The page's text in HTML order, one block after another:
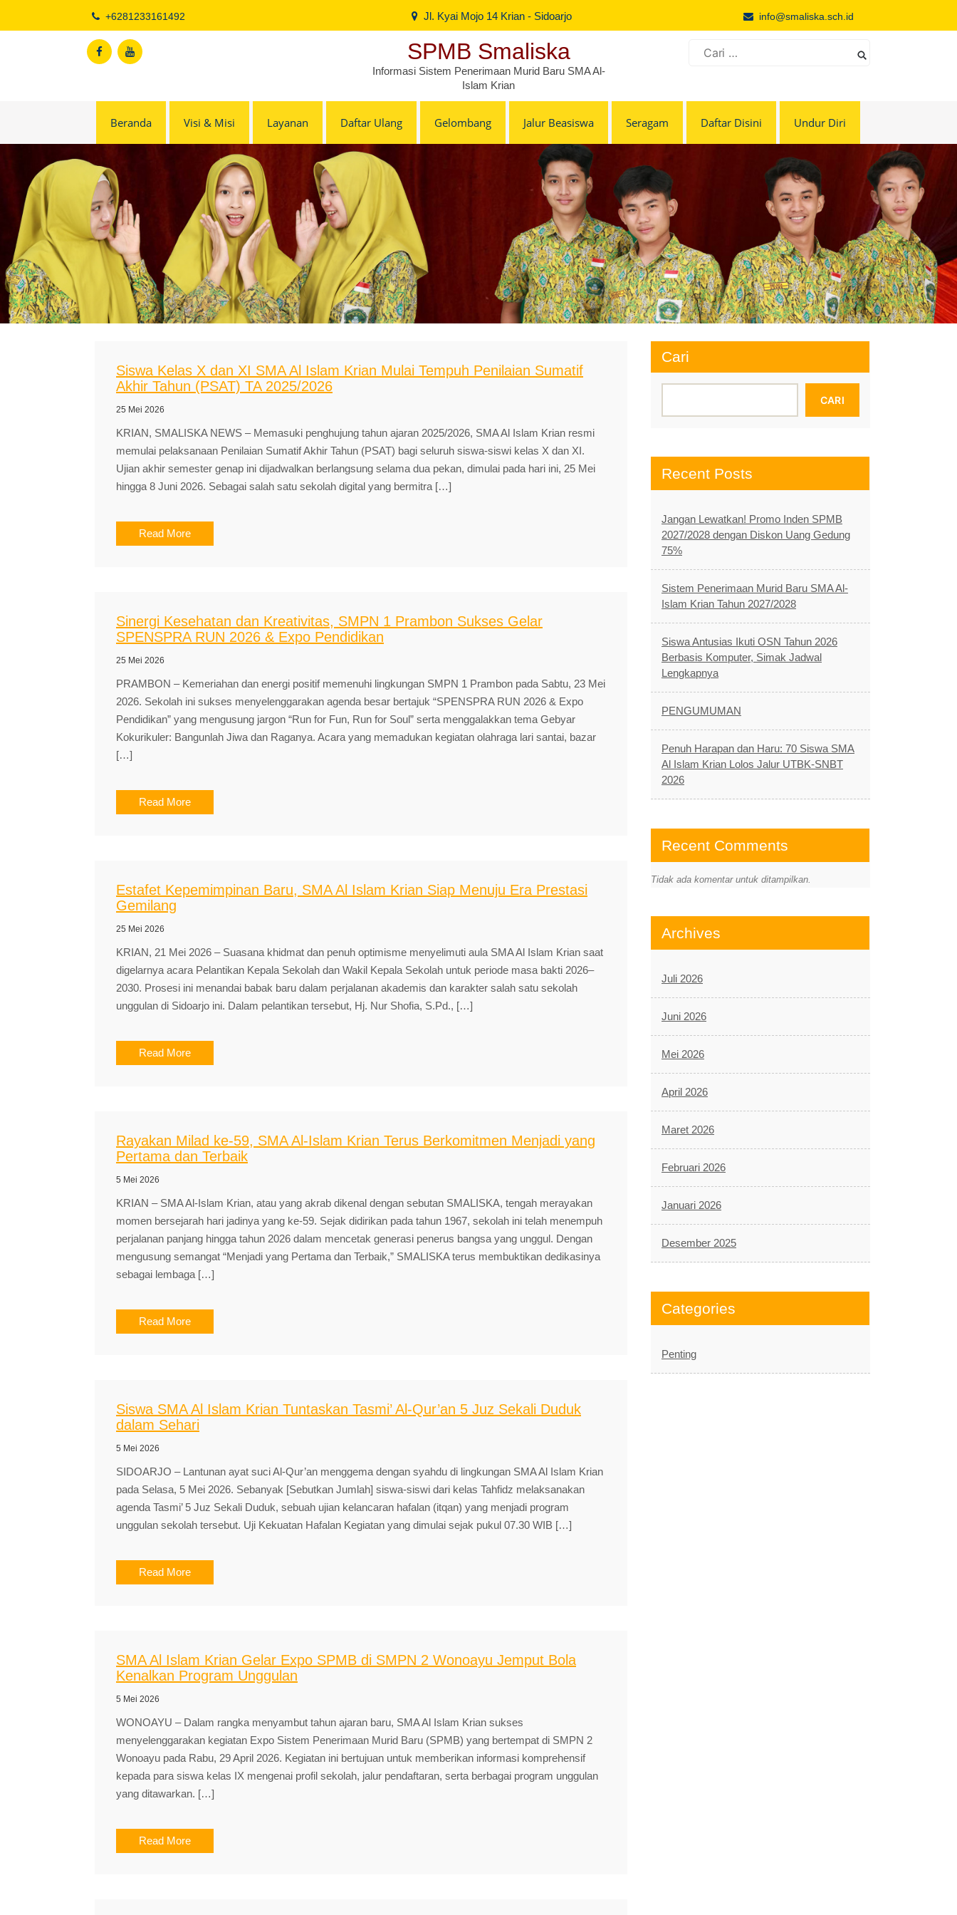
content
+6281233161492 Jl. Kyai Mojo 14 Krian - Sidoarjo info@smaliska.sch.id
SPMB Smaliska
Informasi Sistem Penerimaan Murid Baru SMA Al-
Islam Krian
Beranda Visi & Misi Layanan Daftar Ulang Gelombang Jalur Beasiswa Seragam Daftar Disini Undur Diri
Siswa Kelas X dan XI SMA Al Islam Krian Mulai Tempuh Penilaian Sumatif
Akhir Tahun (PSAT) TA 2025/2026
25 Mei 2026
KRIAN, SMALISKA NEWS – Memasuki penghujung tahun ajaran 2025/2026, SMA Al Islam Krian resmi
memulai pelaksanaan Penilaian Sumatif Akhir Tahun (PSAT) bagi seluruh siswa-siswi kelas X dan XI.
Ujian akhir semester genap ini dijadwalkan berlangsung selama dua pekan, dimulai pada hari ini, 25 Mei
hingga 8 Juni 2026. Sebagai salah satu sekolah digital yang bermitra […]
Read More
Sinergi Kesehatan dan Kreativitas, SMPN 1 Prambon Sukses Gelar
SPENSPRA RUN 2026 & Expo Pendidikan
25 Mei 2026
PRAMBON – Kemeriahan dan energi positif memenuhi lingkungan SMPN 1 Prambon pada Sabtu, 23 Mei
2026. Sekolah ini sukses menyelenggarakan agenda besar bertajuk “SPENSPRA RUN 2026 & Expo
Pendidikan” yang mengusung jargon “Run for Fun, Run for Soul” serta menggalakkan tema Gebyar
Kokurikuler: Bangunlah Jiwa dan Raganya. Acara yang memadukan kegiatan olahraga lari santai, bazar
[…]
Read More
Estafet Kepemimpinan Baru, SMA Al Islam Krian Siap Menuju Era Prestasi
Gemilang
25 Mei 2026
KRIAN, 21 Mei 2026 – Suasana khidmat dan penuh optimisme menyelimuti aula SMA Al Islam Krian saat
digelarnya acara Pelantikan Kepala Sekolah dan Wakil Kepala Sekolah untuk periode masa bakti 2026–
2030. Prosesi ini menandai babak baru dalam perjalanan akademis dan karakter salah satu sekolah
unggulan di Sidoarjo ini. Dalam pelantikan tersebut, Hj. Nur Shofia, S.Pd., […]
Read More
Rayakan Milad ke-59, SMA Al-Islam Krian Terus Berkomitmen Menjadi yang
Pertama dan Terbaik
5 Mei 2026
KRIAN – SMA Al-Islam Krian, atau yang akrab dikenal dengan sebutan SMALISKA, tengah merayakan
momen bersejarah hari jadinya yang ke-59. Sejak didirikan pada tahun 1967, sekolah ini telah menempuh
perjalanan panjang hingga tahun 2026 dalam mencetak generasi penerus bangsa yang unggul. Dengan
mengusung semangat “Menjadi yang Pertama dan Terbaik,” SMALISKA terus membuktikan dedikasinya
sebagai lembaga […]
Read More
Siswa SMA Al Islam Krian Tuntaskan Tasmi’ Al-Qur’an 5 Juz Sekali Duduk
dalam Sehari
5 Mei 2026
SIDOARJO – Lantunan ayat suci Al-Qur’an menggema dengan syahdu di lingkungan SMA Al Islam Krian
pada Selasa, 5 Mei 2026. Sebanyak [Sebutkan Jumlah] siswa-siswi dari kelas Tahfidz melaksanakan
agenda Tasmi’ 5 Juz Sekali Duduk, sebuah ujian kelancaran hafalan (itqan) yang menjadi program
unggulan sekolah tersebut. Uji Kekuatan Hafalan Kegiatan yang dimulai sejak pukul 07.30 WIB […]
Read More
SMA Al Islam Krian Gelar Expo SPMB di SMPN 2 Wonoayu Jemput Bola
Kenalkan Program Unggulan
5 Mei 2026
WONOAYU – Dalam rangka menyambut tahun ajaran baru, SMA Al Islam Krian sukses
menyelenggarakan kegiatan Expo Sistem Penerimaan Murid Baru (SPMB) yang bertempat di SMPN 2
Wonoayu pada Rabu, 29 April 2026. Kegiatan ini bertujuan untuk memberikan informasi komprehensif
kepada para siswa kelas IX mengenai profil sekolah, jalur pendaftaran, serta berbagai program unggulan
yang ditawarkan. […]
Read More
Cari
CARI
Recent Posts
Jangan Lewatkan! Promo Inden SPMB
2027/2028 dengan Diskon Uang Gedung
75%
Sistem Penerimaan Murid Baru SMA Al-
Islam Krian Tahun 2027/2028
Siswa Antusias Ikuti OSN Tahun 2026
Berbasis Komputer, Simak Jadwal
Lengkapnya
PENGUMUMAN
Penuh Harapan dan Haru: 70 Siswa SMA
Al Islam Krian Lolos Jalur UTBK-SNBT
2026
Recent Comments
Tidak ada komentar untuk ditampilkan.
Archives
Juli 2026
Juni 2026
Mei 2026
April 2026
Maret 2026
Februari 2026
Januari 2026
Desember 2025
Categories
Penting